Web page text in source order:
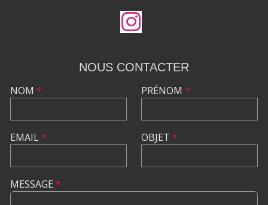
NOUS CONTACTER
NOM *
EMAIL*
PRÉNOM *
OBJET *
MESSAGE *